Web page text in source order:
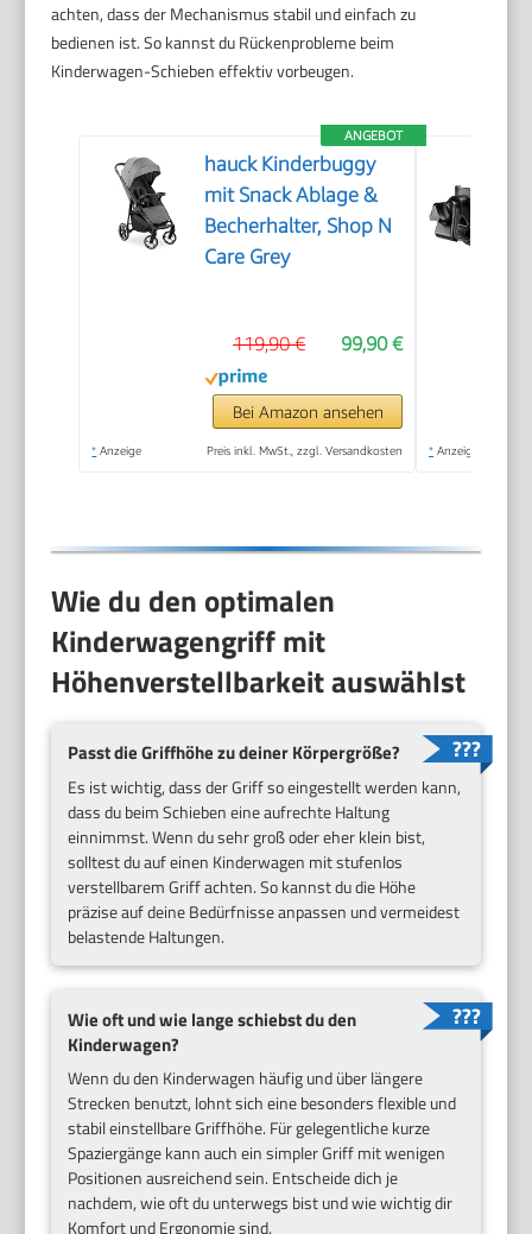
achten, dass der Mechanismus stabil und einfach zu
bedienen ist. So kannst du Rückenprobleme beim
Kinderwagen-Schieben effektiv vorbeugen.
ANGEBOT
hauck Kinderbuggy
mit Snack Ablage &
Becherhalter, Shop N
Care Grey
99,90 €
119,90 €
Bei Amazon ansehen
* Anzeige Preis inkl. MwSt., zzgl. Versandkosten * Anzeige
Wie du den optimalen
Kinderwagengriff mit
Höhenverstellbarkeit auswählst
Passt die Griffhöhe zu deiner Körpergröße?
Es ist wichtig, dass der Griff so eingestellt werden kann,
dass du beim Schieben eine aufrechte Haltung
einnimmst. Wenn du sehr groß oder eher klein bist,
solltest du auf einen Kinderwagen mit stufenlos
verstellbarem Griff achten. So kannst du die Höhe
präzise auf deine Bedürfnisse anpassen und vermeidest
belastende Haltungen.
Wie oft und wie lange schiebst du den
Kinderwagen?
Wenn du den Kinderwagen häufig und über längere
Strecken benutzt, lohnt sich eine besonders flexible und
stabil einstellbare Griffhöhe. Für gelegentliche kurze
Spaziergänge kann auch ein simpler Griff mit wenigen
Positionen ausreichend sein. Entscheide dich je
nachdem, wie oft du unterwegs bist und wie wichtig dir
Komfort und Ergonomie sind.